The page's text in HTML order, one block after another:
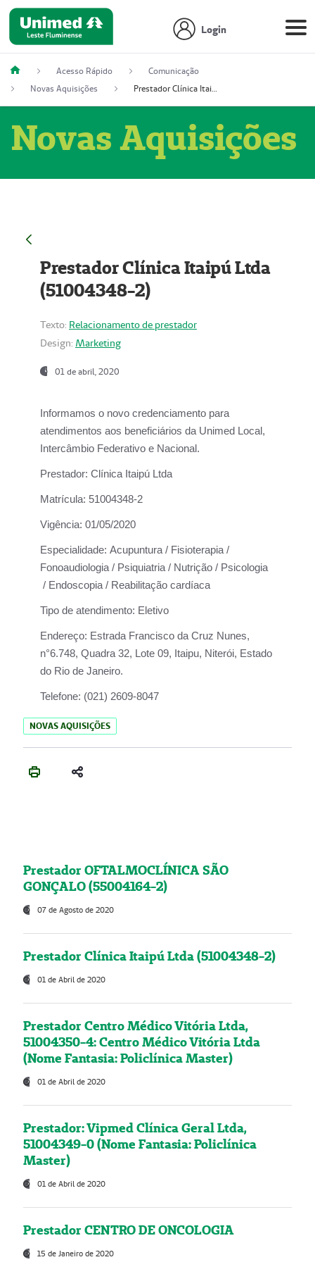
Login
Acesso Rápido
Comunicação
Novas Aquisições
Prestador Clínica Itaipú Ltda (51004348-2)
Novas Aquisições
Prestador Clínica Itaipú Ltda
(51004348-2)
Texto: Relacionamento de prestador
Design: Marketing
01 de abril, 2020
Informamos o novo credenciamento para
atendimentos aos beneficiários da Unimed Local,
Intercâmbio Federativo e Nacional.
Prestador: Clínica Itaipú Ltda
Matrícula: 51004348-2
Vigência: 01/05/2020
Especialidade: Acupuntura / Fisioterapia /
Fonoaudiologia / Psiquiatria / Nutrição / Psicologia
/ Endoscopia / Reabilitação cardíaca
Tipo de atendimento: Eletivo
Endereço: Estrada Francisco da Cruz Nunes,
n°6.748, Quadra 32, Lote 09, Itaipu, Niterói, Estado
do Rio de Janeiro.
Telefone: (021) 2609-8047
NOVAS AQUISIÇÕES
Prestador OFTALMOCLÍNICA SÃO
GONÇALO (55004164-2)
07 de Agosto de 2020
Prestador Clínica Itaipú Ltda (51004348-2)
01 de Abril de 2020
Prestador Centro Médico Vitória Ltda,
51004350-4: Centro Médico Vitória Ltda
(Nome Fantasia: Policlínica Master)
01 de Abril de 2020
Prestador: Vipmed Clínica Geral Ltda,
51004349-0 (Nome Fantasia: Policlínica
Master)
01 de Abril de 2020
Prestador CENTRO DE ONCOLOGIA
15 de Janeiro de 2020